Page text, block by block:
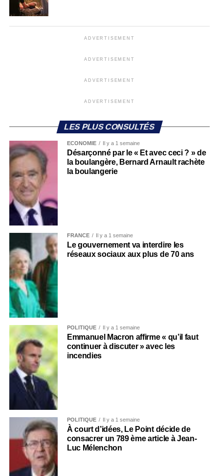
ADVERTISEMENT
ADVERTISEMENT
ADVERTISEMENT
ADVERTISEMENT
LES PLUS CONSULTÉS
ECONOMIE Il y a 1 semaine
Désarçonné par le « Et avec ceci ? » de
la boulangère, Bernard Arnault rachète
la boulangerie
FRANCE Il y a 1 semaine
Le gouvernement va interdire les
réseaux sociaux aux plus de 70 ans
POLITIQUE Il y a 1 semaine
Emmanuel Macron affirme « qu’il faut
continuer à discuter » avec les
incendies
POLITIQUE Il y a 1 semaine
À court d’idées, Le Point décide de
consacrer un 789 ème article à Jean-
Luc Mélenchon